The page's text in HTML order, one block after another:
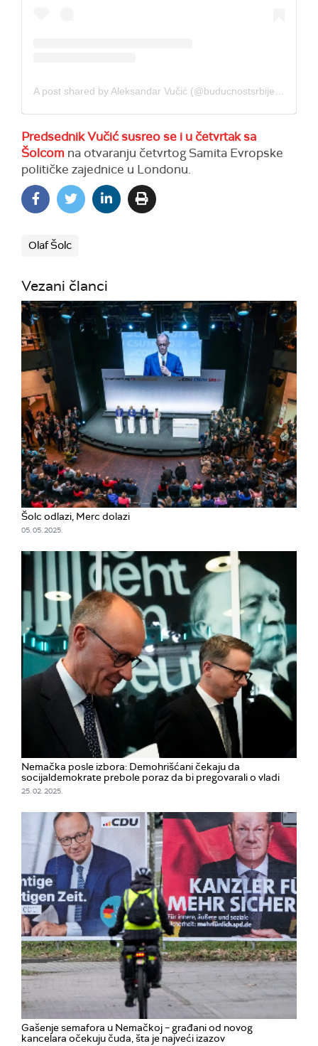
A post shared by Aleksandar Vučić (@buducnostsrbijeav)
Predsednik Vučić susreo se i u četvrtak sa
Šolcom na otvaranju četvrtog Samita Evropske
političke zajednice u Londonu.
Olaf Šolc
Vezani članci
Šolc odlazi, Merc dolazi
05. 05. 2025.
Nemačka posle izbora: Demohrišćani čekaju da
socijaldemokrate prebole poraz da bi pregovarali o vladi
25. 02. 2025.
Gašenje semafora u Nemačkoj – građani od novog
kancelara očekuju čuda, šta je najveći izazov